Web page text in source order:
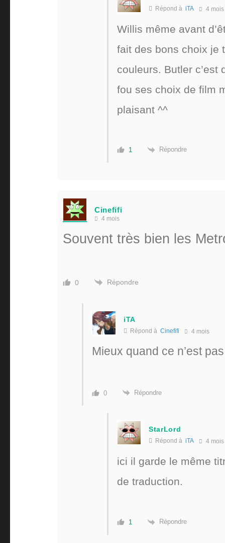
Répond à iTA 4 mois
Willis même avant
fait des bons choix je
couleurs. Butler c’est
fou ses choix de film
plaisant ^^
1 Répondre
Cinefifi
4 mois
Souvent très bien les
0 Répondre
iTA
Répond à Cinefifi 4 mois
Mieux quand ce n’est
0 Répondre
StarLord
Répond à iTA 4 mois
ici il garde le même
de traduction.
1 Répondre